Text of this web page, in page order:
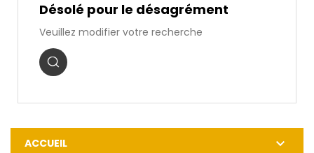
Désolé pour le désagrément
Veuillez modifier votre recherche
ACCUEIL 